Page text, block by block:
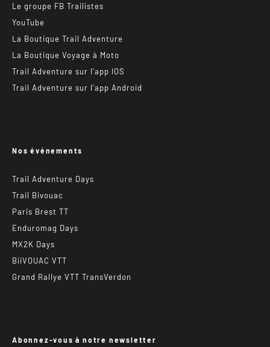
Le groupe FB Trailistes
YouTube
La Boutique Trail Adventure
La Boutique Voyage à Moto
Trail Adventure sur l’app IOS
Trail Adventure sur l’app Android
Nos événements
Trail Adventure Days
Trail Bivouac
Paris Brest TT
Enduromag Days
MX2K Days
BiiVOUAC VTT
Grand Rallye VTT TransVerdon
Abonnez-vous à notre newsletter